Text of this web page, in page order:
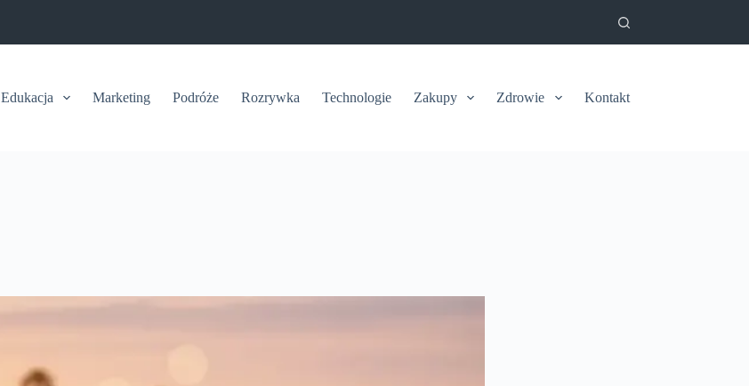
Edukacja Marketing Podróże Rozrywka Technologie Zakupy Zdrowie Kontakt